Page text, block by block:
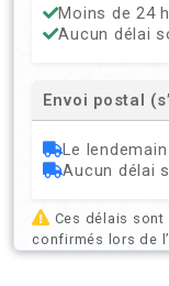
Moins de 24
Aucun délai
Envoi postal
Le lendemain
Aucun délai
Ces délais
confirmés lors de